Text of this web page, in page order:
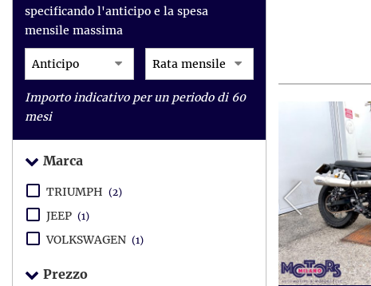
specificando l'anticipo e la spesa
mensile massima
Importo indicativo per un periodo di 60
mesi
Marca
TRIUMPH (2)
JEEP (1)
VOLKSWAGEN (1)
Prezzo